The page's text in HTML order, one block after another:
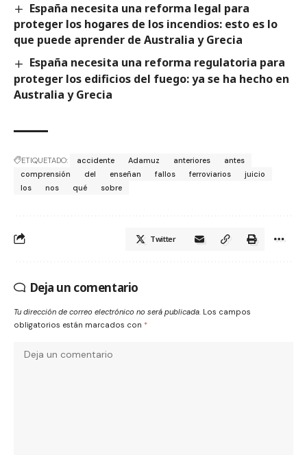
España necesita una reforma legal para
proteger los hogares de los incendios: esto es lo
que puede aprender de Australia y Grecia
España necesita una reforma regulatoria para
proteger los edificios del fuego: ya se ha hecho en
Australia y Grecia
ETIQUETADO: accidente Adamuz anteriores
antes
comprensión
del enseñan fallos ferroviarios
juicio
los
nos qué sobre
Twitter
Deja un comentario
Tu dirección de correo electrónico no será publicada. Los campos
obligatorios están marcados con *